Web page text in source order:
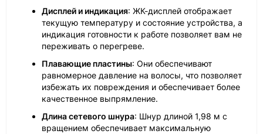
Дисплей и индикация: ЖК-дисплей отображает
текущую температуру и состояние устройства, а
индикация готовности к работе позволяет вам не
переживать о перегреве.
Плавающие пластины: Они обеспечивают
равномерное давление на волосы, что позволяет
избежать их повреждения и обеспечивает более
качественное выпрямление.
Длина сетевого шнура: Шнур длиной 1,98 м с
вращением обеспечивает максимальную